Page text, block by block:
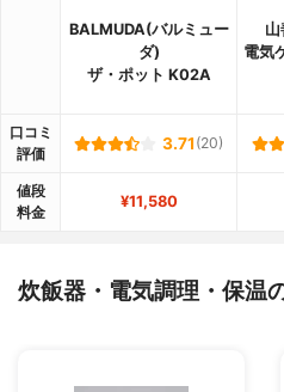
BALMUDA(バルミュー
ダ)
ザ・ポット K02A
電気
口コミ
評価
3.71 (20)
値段
料金
¥11,580
炊飯器・電気調理・保温